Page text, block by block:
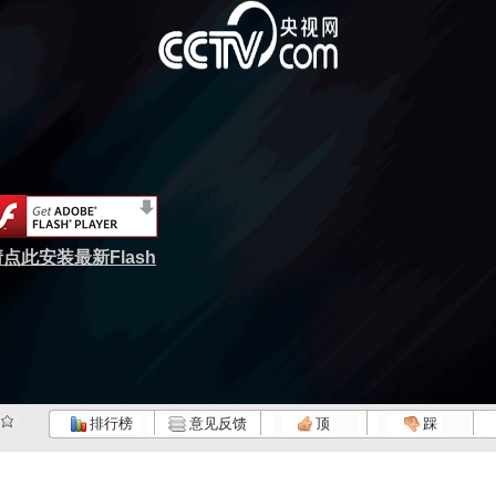
点此安装最新Flash
排行榜 意见反馈 顶 踩